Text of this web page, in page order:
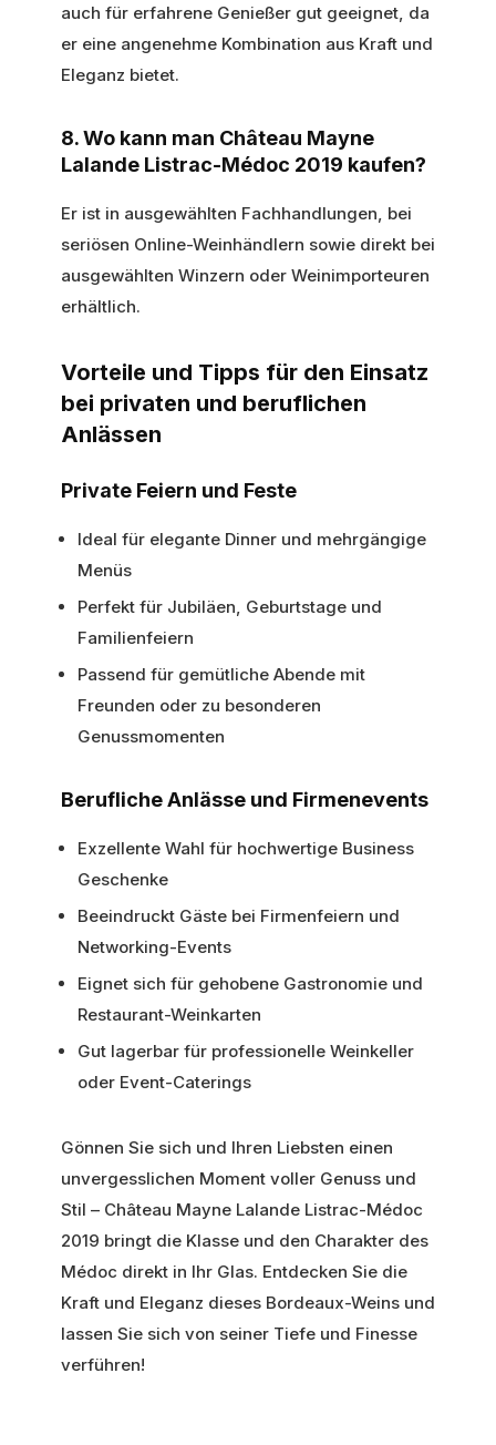
auch für erfahrene Genießer gut geeignet, da
er eine angenehme Kombination aus Kraft und
Eleganz bietet.
8. Wo kann man Château Mayne
Lalande Listrac-Médoc 2019 kaufen?
Er ist in ausgewählten Fachhandlungen, bei
seriösen Online-Weinhändlern sowie direkt bei
ausgewählten Winzern oder Weinimporteuren
erhältlich.
Vorteile und Tipps für den Einsatz
bei privaten und beruflichen
Anlässen
Private Feiern und Feste
Ideal für elegante Dinner und mehrgängige
Menüs
Perfekt für Jubiläen, Geburtstage und
Familienfeiern
Passend für gemütliche Abende mit
Freunden oder zu besonderen
Genussmomenten
Berufliche Anlässe und Firmenevents
Exzellente Wahl für hochwertige Business
Geschenke
Beeindruckt Gäste bei Firmenfeiern und
Networking-Events
Eignet sich für gehobene Gastronomie und
Restaurant-Weinkarten
Gut lagerbar für professionelle Weinkeller
oder Event-Caterings
Gönnen Sie sich und Ihren Liebsten einen
unvergesslichen Moment voller Genuss und
Stil – Château Mayne Lalande Listrac-Médoc
2019 bringt die Klasse und den Charakter des
Médoc direkt in Ihr Glas. Entdecken Sie die
Kraft und Eleganz dieses Bordeaux-Weins und
lassen Sie sich von seiner Tiefe und Finesse
verführen!